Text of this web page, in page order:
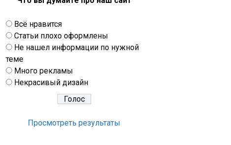
Всё нравится
Статьи плохо оформлены
Не нашел информации по нужной
теме
Много рекламы
Некрасивый дизайн
Просмотреть результаты